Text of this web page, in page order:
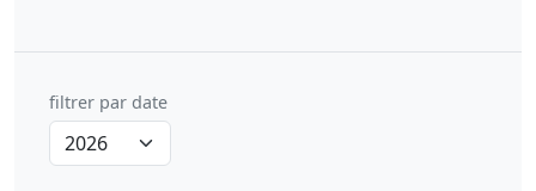
filtrer par date